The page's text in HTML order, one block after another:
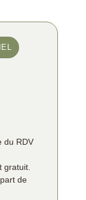
du RDV
gratuit.
de